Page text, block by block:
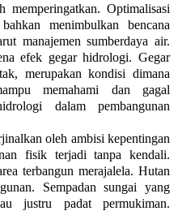
memperingatkan. Optimalisasi
menimbulkan bencana
manajemen sumberdaya air.
efek gegar hidrologi. Gegar
merupakan kondisi dimana
memahami dan gagal
dalam pembangunan
oleh ambisi kepentingan
fisik terjadi tanpa kendali.
terbangun merajalela. Hutan
Sempadan sungai yang
justru padat permukiman.